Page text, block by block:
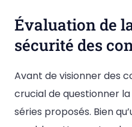
Évaluation de
sécurité des
Avant de visionner des
crucial de questionner la
séries proposés. Bien